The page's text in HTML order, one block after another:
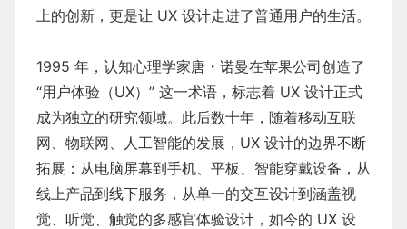
上的创新，更是让 UX 设计走进了普通用户的生活。
1995 年，认知心理学家唐・诺曼在苹果公司创造了
“用户体验（UX）” 这一术语，标志着 UX 设计正式
成为独立的研究领域。此后数十年，随着移动互联
网、物联网、人工智能的发展，UX 设计的边界不断
拓展：从电脑屏幕到手机、平板、智能穿戴设备，从
线上产品到线下服务，从单一的交互设计到涵盖视
觉、听觉、触觉的多感官体验设计，如今的 UX 设